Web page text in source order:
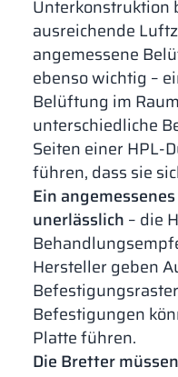
Unterkonstruktion
ausreichende
angemessene
ebenso wichtig –
Belüftung im
unterschiedliche
Seiten einer HPL-
führen, dass sie
Ein
unerlässlich – die
Hersteller geben
Befestigungen
Platte führen.
Die Bretter